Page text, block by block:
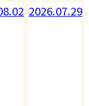
2026.07.28